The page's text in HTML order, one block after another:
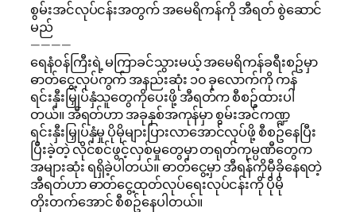
စွမ်းအင်လုပ်ငန်းအတွက် အမေရိကန်ကို အီရတ် စွဲဆောင်
မည်
————
ရေနံ၀န်ကြီးရဲ့ မကြာခင်သွားမယ့် အမေရိကန်ခရီးစဥ်မှာ
ဓာတ်ငွေ့လုပ်ကွက် အနည်းဆုံး ၁၀ ခုလောက်ကို ကန်
ရင်းနှီးမြှုပ်နှံသူတွေကိုပေးဖို့ အီရတ်က စီစဥ်ထားပါ
တယ်။ အီရတ်ဟာ အခုနှစ်အကုန်မှာ စွမ်းအင်ကဏ္ဍ
ရင်းနှီးမြှုပ်နှံမှု ပိုမိုများပြားလာအောင်လုပ်ဖို့ စီစဥ်နေပြီး
ပြီးခဲ့တဲ့ လိုင်စင်ဖွင့်လှစ်မှုတွေမှာ တရုတ်ကုမ္ပဏီတွေက
အများဆုံး ရရှိခဲ့ပါတယ်။ ဓာတ်ငွေ့မှာ အီရန်ကိုမှီခိုနေရတဲ့
အီရတ်ဟာ ဓာတ်ငွေ့ထုတ်လုပ်ရေးလုပ်ငန်းကို ပိုမို
တိုးတက်အောင် စီစဥ်နေပါတယ်။